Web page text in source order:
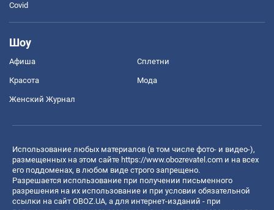
Covid
Шоу
Афиша Сплетни
Красота Мода
Женский Журнал
Использование любых материалов (в том числе фото- и видео-),
размещенных на этом сайте https://www.obozrevatel.com и на всех
его поддоменах, в любом виде строго запрещено.
Разрешается использование при получении письменного
разрешения на их использование и при условии обязательной
ссылки на сайт OBOZ.UA, а для интернет-изданий - при